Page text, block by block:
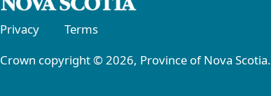
Privacy
Terms
Crown copyright © 2026, Province of Nova Scotia.